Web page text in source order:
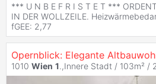
*** U N B E F R I S T E T ***
IN DER WOLLZEILE.
fGEE: 2,77
1010 Wien 1.,Innere Stadt / 103m² / 2